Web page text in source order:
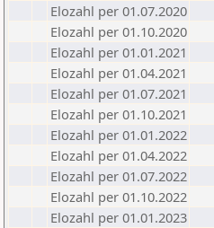
Elozahl per 01.07.2020
Elozahl per 01.10.2020
Elozahl per 01.01.2021
Elozahl per 01.04.2021
Elozahl per 01.07.2021
Elozahl per 01.10.2021
Elozahl per 01.01.2022
Elozahl per 01.04.2022
Elozahl per 01.07.2022
Elozahl per 01.10.2022
Elozahl per 01.01.2023